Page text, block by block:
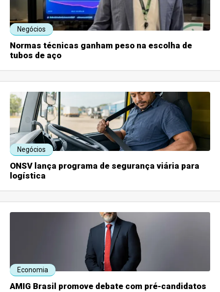
Negócios
Normas técnicas ganham peso na escolha de
tubos de aço
Negócios
ONSV lança programa de segurança viária para
logística
Economia
AMIG Brasil promove debate com pré-candidatos